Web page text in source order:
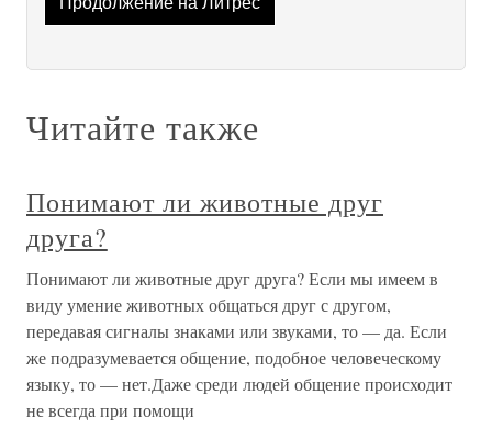
Читайте также
Понимают ли животные друг
друга?
Понимают ли животные друг друга? Если мы имеем в
виду умение животных общаться друг с другом,
передавая сигналы знаками или звуками, то — да. Если
же подразумевается общение, подобное человеческому
языку, то — нет.Даже среди людей общение происходит
не всегда при помощи